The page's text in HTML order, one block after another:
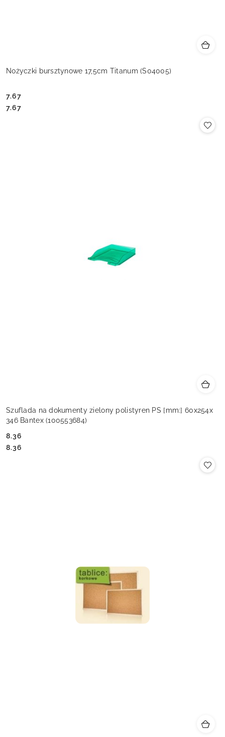
Nożyczki bursztynowe 17,5cm Titanum (S04005)
Cena:
7.67
Cena:
7.67
Szuflada na dokumenty zielony polistyren PS [mm:] 60x254x
346 Bantex (100553684)
Cena:
8.36
Cena:
8.36